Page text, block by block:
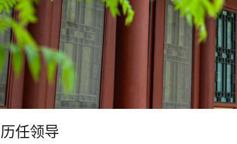
历任领导